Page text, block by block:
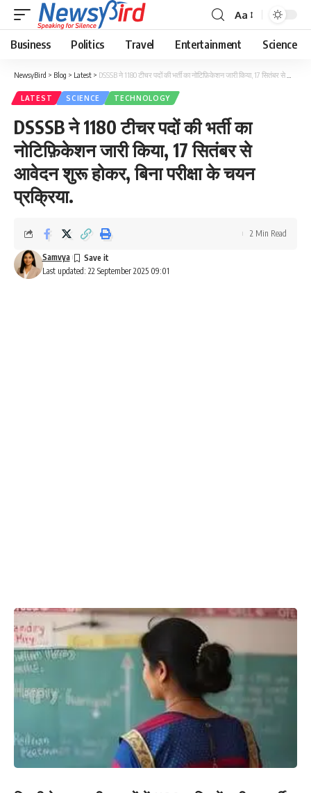
Aa
Business Politics Travel Entertainment Science
NewsyBird > Blog > Latest > DSSSB ने 1180 टीचर पदों की भर्ती का नोटिफ़िकेशन जारी किया, 17 सितंबर से आवेदन शुरू होकर, बिना परीक्षा के चयन प्रक्रिया.
LATEST SCIENCE TECHNOLOGY
DSSSB ने 1180 टीचर पदों की भर्ती का
नोटिफ़िकेशन जारी किया, 17 सितंबर से
आवेदन शुरू होकर, बिना परीक्षा के चयन
प्रक्रिया.
Last updated: 22 September 2025 09:01
Samvya
2 Min Read